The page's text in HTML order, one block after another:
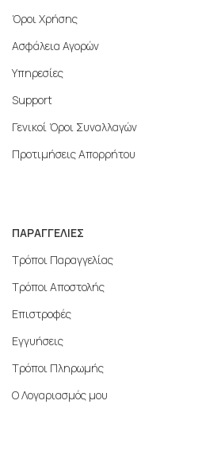
Όροι Χρήσης
Ασφάλεια Αγορών
Υπηρεσίες
Support
Γενικοί Όροι Συναλλαγών
Προτιμήσεις Απορρήτου
ΠΑΡΑΓΓΕΛΙΕΣ
Τρόποι Παραγγελίας
Τρόποι Αποστολής
Επιστροφές
Εγγυήσεις
Τρόποι Πληρωμής
Ο Λογαριασμός μου